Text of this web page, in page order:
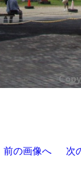
前の画像へ 次